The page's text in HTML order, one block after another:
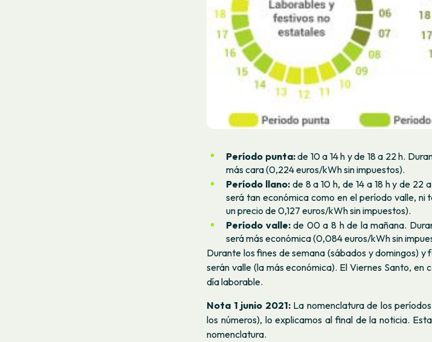
Período punta:de 10 a 14 h y de 18 a 22 h.
más cara (0,224 euros/kWh sin impuestos).
Período llano:de 8 a 10 h, de 14 a 18 h y de 22
será tan económica como en el período valle,
un precio de 0,127 euros/kWh sin impuestos).
Período valle:de 00 a 8 h de la mañana.
será más económica (0,084 euros/kWh sin
Durante los fines de semana (sábados y domingos)
serán valle (la más económica). El Viernes Santo, en
día laborable.
Nota 1 junio 2021:La nomenclatura de los
los números), lo explicamos al final de la noticia.
nomenclatura.